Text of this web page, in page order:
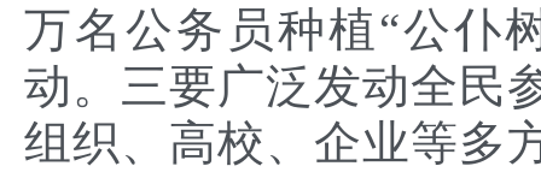
万名公务员种植“公仆
动。三要广泛发动全民
组织、高校、企业等多